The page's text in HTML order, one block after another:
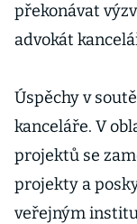
překonávat
advokát
Úspěchy v
kanceláře. V
projektů se
projekty a
veřejným